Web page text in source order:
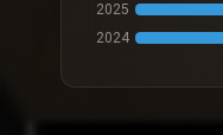
2025
2024